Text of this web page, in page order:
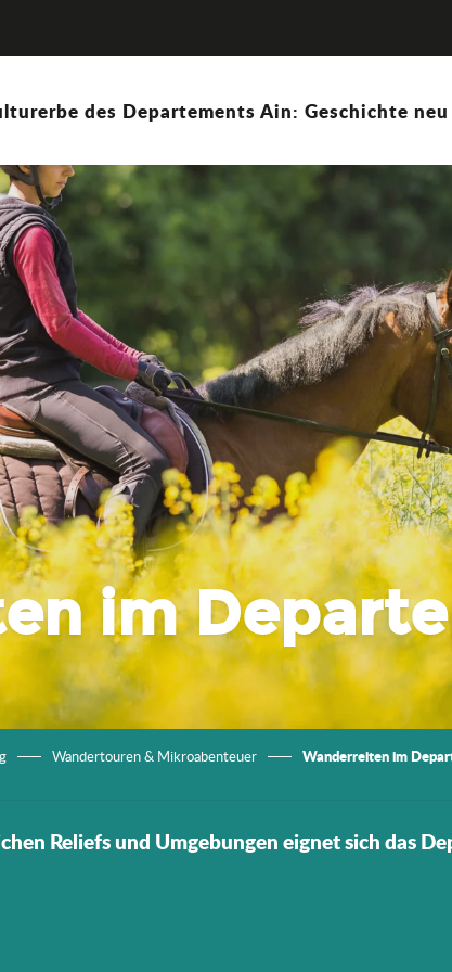
des Departements Ain: Geschichte
im
Wandertouren & Mikroabenteuer Wanderreiten im
Reliefs und Umgebungen eignet sich das